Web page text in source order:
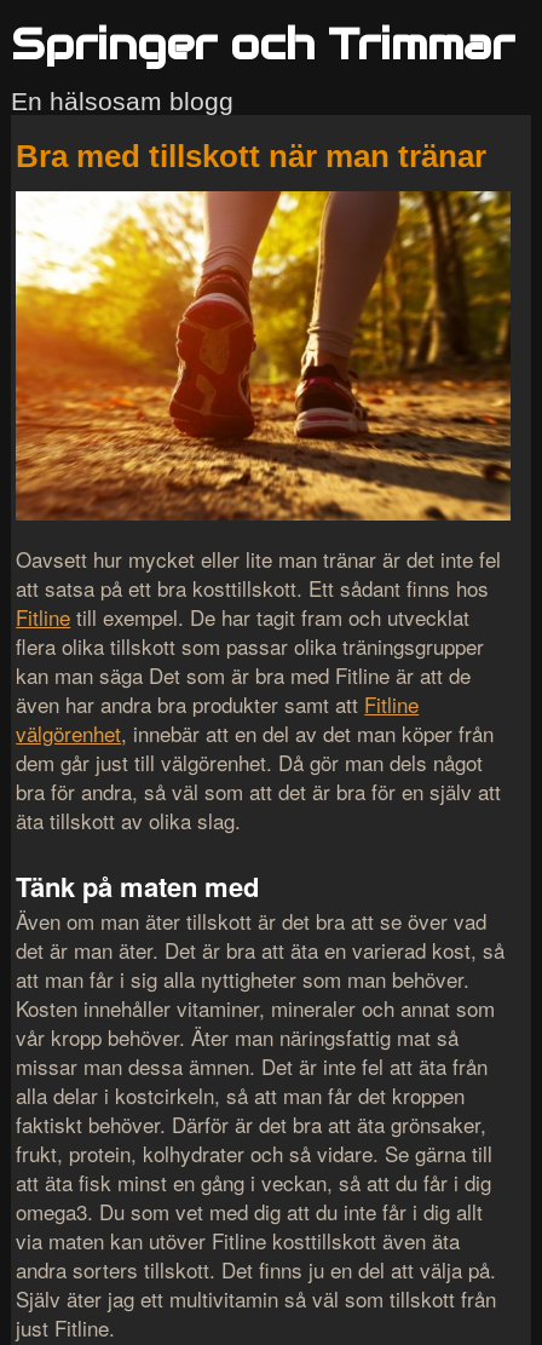
Springer och Trimmar
En hälsosam blogg
Bra med tillskott när man tränar
Oavsett hur mycket eller lite man tränar är det inte fel
att satsa på ett bra kosttillskott. Ett sådant finns hos
Fitline till exempel. De har tagit fram och utvecklat
flera olika tillskott som passar olika träningsgrupper
kan man säga Det som är bra med Fitline är att de
även har andra bra produkter samt att Fitline
välgörenhet, innebär att en del av det man köper från
dem går just till välgörenhet. Då gör man dels något
bra för andra, så väl som att det är bra för en själv att
äta tillskott av olika slag.
Tänk på maten med
Även om man äter tillskott är det bra att se över vad
det är man äter. Det är bra att äta en varierad kost, så
att man får i sig alla nyttigheter som man behöver.
Kosten innehåller vitaminer, mineraler och annat som
vår kropp behöver. Äter man näringsfattig mat så
missar man dessa ämnen. Det är inte fel att äta från
alla delar i kostcirkeln, så att man får det kroppen
faktiskt behöver. Därför är det bra att äta grönsaker,
frukt, protein, kolhydrater och så vidare. Se gärna till
att äta fisk minst en gång i veckan, så att du får i dig
omega3. Du som vet med dig att du inte får i dig allt
via maten kan utöver Fitline kosttillskott även äta
andra sorters tillskott. Det finns ju en del att välja på.
Själv äter jag ett multivitamin så väl som tillskott från
just Fitline.